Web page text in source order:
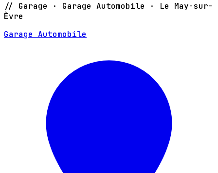
// Garage · Garage Automobile · Le May-sur-
Èvre
Garage Automobile